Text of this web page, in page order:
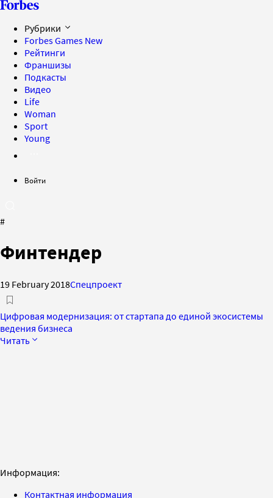
Рубрики
Forbes Games New
Рейтинги
Франшизы
Подкасты
Видео
Life
Woman
Sport
Young
Войти
#
Финтендер
19 February 2018Спецпроект
Цифровая модернизация: от стартапа до единой экосистемы
ведения бизнеса
Читать
Информация:
Контактная информация